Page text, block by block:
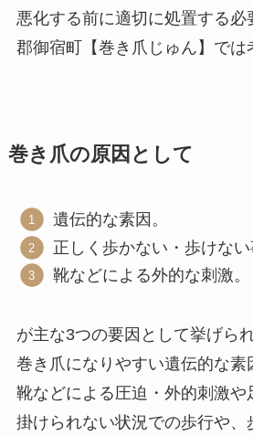
悪化する前に適切に処置する必
郡御宿町【巻き爪じゅん】では
巻き爪の原因として
遺伝的な素因。
正しく歩かない・歩けない
靴などによる外的な刺激。
が主な3つの要因として挙げら
巻き爪になりやすい遺伝的な素
靴などによる圧迫・外的刺激や
掛けられない状況での歩行や、